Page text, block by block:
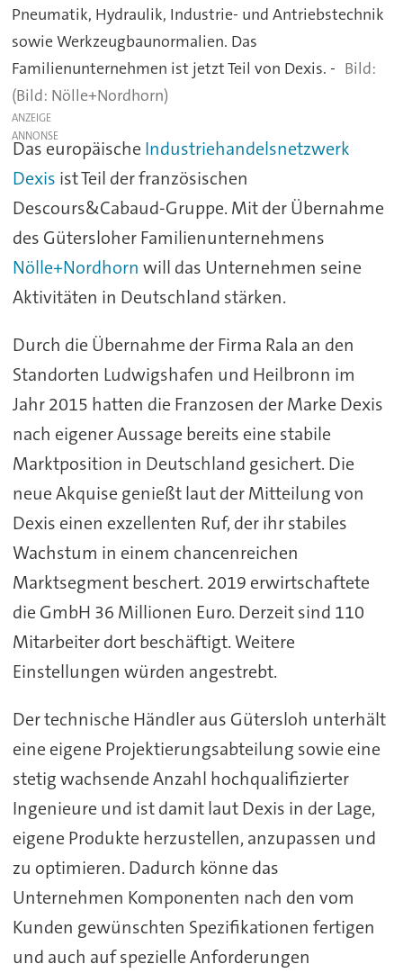
Pneumatik, Hydraulik, Industrie- und Antriebstechnik
sowie Werkzeugbaunormalien. Das
Familienunternehmen ist jetzt Teil von Dexis. -
(Bild: Nölle+Nordhorn)
ANZEIGE
Das europäische Industriehandelsnetzwerk
Dexis ist Teil der französischen
Descours&Cabaud-Gruppe. Mit der Übernahme
des Gütersloher Familienunternehmens
Nölle+Nordhorn will das Unternehmen seine
Aktivitäten in Deutschland stärken.
Durch die Übernahme der Firma Rala an den
Standorten Ludwigshafen und Heilbronn im
Jahr 2015 hatten die Franzosen der Marke Dexis
nach eigener Aussage bereits eine stabile
Marktposition in Deutschland gesichert. Die
neue Akquise genießt laut der Mitteilung von
Dexis einen exzellenten Ruf, der ihr stabiles
Wachstum in einem chancenreichen
Marktsegment beschert. 2019 erwirtschaftete
die GmbH 36 Millionen Euro. Derzeit sind 110
Mitarbeiter dort beschäftigt. Weitere
Einstellungen würden angestrebt.
Der technische Händler aus Gütersloh unterhält
eine eigene Projektierungsabteilung sowie eine
stetig wachsende Anzahl hochqualifizierter
Ingenieure und ist damit laut Dexis in der Lage,
eigene Produkte herzustellen, anzupassen und
zu optimieren. Dadurch könne das
Unternehmen Komponenten nach den vom
Kunden gewünschten Spezifikationen fertigen
und auch auf spezielle Anforderungen